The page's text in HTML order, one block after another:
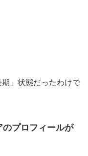
」状態だったわけで
プロフィールが